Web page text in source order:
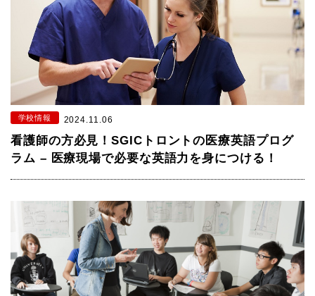
学校情報 2024.11.06
看護師の方必見！SGICトロントの医療英語プログ
ラム – 医療現場で必要な英語力を身につける！